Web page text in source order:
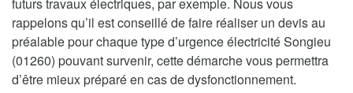
rappelons qu’il est conseillé de faire réaliser un devis au
préalable pour chaque type d’urgence électricité Songieu
(01260) pouvant survenir, cette démarche vous permettra
d’être mieux préparé en cas de dysfonctionnement.